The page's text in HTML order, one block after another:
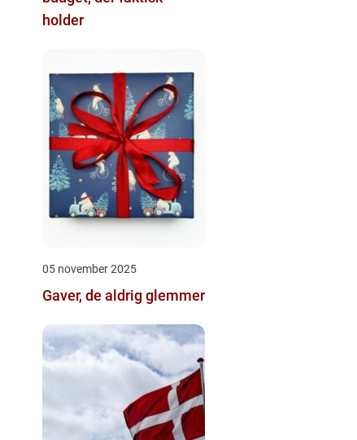
holder
05 november 2025
Gaver, de aldrig glemmer